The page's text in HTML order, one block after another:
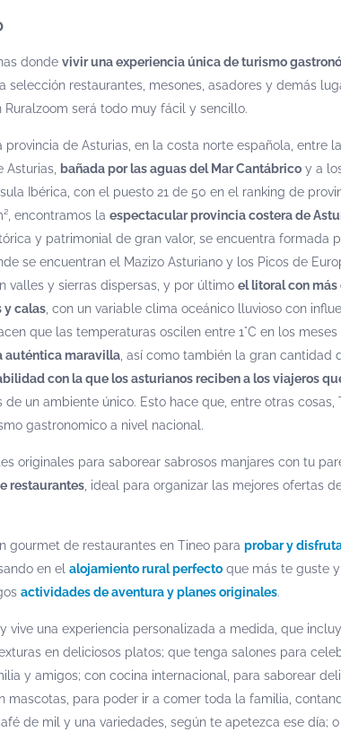
donde vivir una experiencia única de turismo
selección restaurantes, mesones, asadores y demás
será todo muy fácil y sencillo.
de Asturias, en la costa norte española, entre
bañada por las aguas del Mar Cantábricoy a
Ibérica, con el puesto 21 de 50 en el ranking de
encontramos la espectacular provincia costera de
y patrimonial de gran valor, se encuentra formada
se encuentran el Mazizo Asturiano y los Picos de
valles y sierras dispersas, y por último el litoral con más
y calas, con un variable clima oceánico lluvioso con
que las temperaturas oscilen entre 1°C en los meses
auténtica maravilla, así como también la gran cantidad
con la que los asturianos reciben a los viajeros
un ambiente único. Esto hace que, entre otras cosas,
gastronomico a nivel nacional.
originales para saborear sabrosos manjares con tu
restaurantes, ideal para organizar las mejores ofertas
gourmet de restaurantes en Tineo para probar y
en el alojamiento rural perfectoque más te guste y
actividades de aventura y planes originales.
vive una experiencia personalizada a medida, que
en deliciosos platos; que tenga salones para
y amigos; con cocina internacional, para saborear
mascotas, para poder ir a comer toda la familia,
de mil y una variedades, según te apetezca ese día;